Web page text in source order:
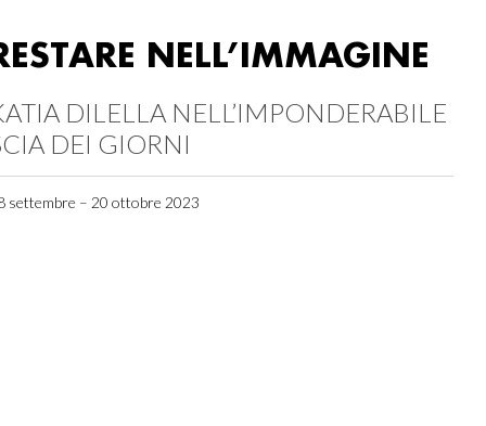
NELL’IMMAGINE
DILELLA NELL’IMPONDERABILE
DEI GIORNI
settembre – 20 ottobre 2023